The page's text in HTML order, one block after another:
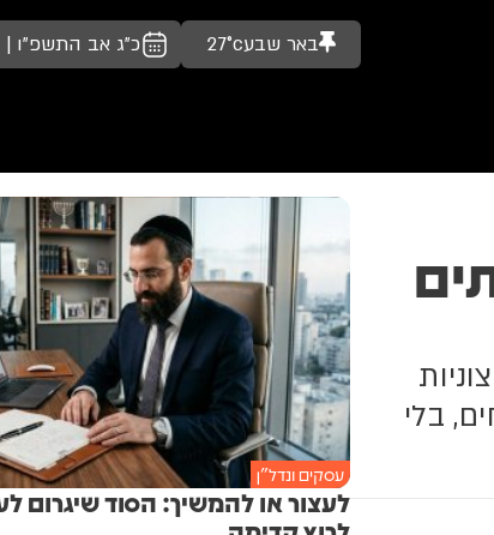
באר שבע27°c כ"ג אב התשפ"ו | 06.08.2026
בלי
עסקים ונדל״ן
לעצור או להמשיך: הסוד שיגרום